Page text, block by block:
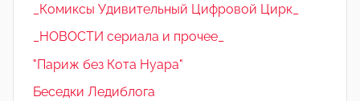
_Комиксы Удивительный Цифровой Цирк_
_НОВОСТИ сериала и прочее_
"Париж без Кота Нуара"
Беседки Ледиблога